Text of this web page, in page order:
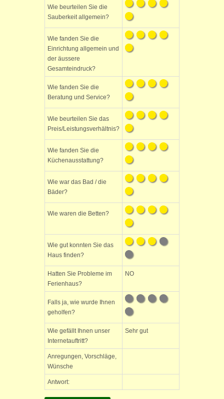
Wie beurteilen Sie die
Sauberkeit allgemein?
Wie fanden Sie die
Einrichtung allgemein und
der äussere
Gesamteindruck?
Wie fanden Sie die
Beratung und Service?
Wie beurteilen Sie das
Preis/Leistungsverhältnis?
Wie fanden Sie die
Küchenausstattung?
Wie war das Bad / die
Bäder?
Wie waren die Betten?
Wie gut konnten Sie das
Haus finden?
Hatten Sie Probleme im
Ferienhaus?
NO
Falls ja, wie wurde Ihnen
geholfen?
Wie gefällt Ihnen unser
Internetauftritt?
Sehr gut
Anregungen, Vorschläge,
Wünsche
Antwort: